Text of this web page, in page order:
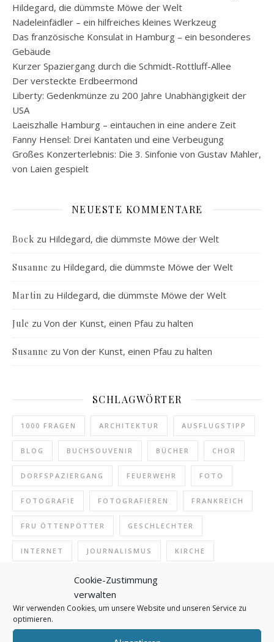
Cookie-Zustimmung
verwalten
Wir verwenden Cookies, um unsere Website und unseren Service zu
optimieren.
Hildegard, die dümmste Möwe der Welt
Nadeleinfädler – ein hilfreiches kleines Werkzeug
Das französische Konsulat in Hamburg – ein besonderes
Gebäude
Kurzer Spaziergang durch die Schmidt-Rottluff-Allee
Der versteckte Erdbeermond
Liberty: Gedenkmünze zu 200 Jahre Unabhängigkeit der
USA
Laeiszhalle Hamburg – eintauchen in eine andere Zeit
Fanny Hensel: Drei Kantaten und eine Verbeugung
Großes Konzerterlebnis: Die 3. Sinfonie von Gustav Mahler,
von Laien gespielt
NEUESTE KOMMENTARE
Bock zu Hildegard, die dümmste Möwe der Welt
Susanne zu Hildegard, die dümmste Möwe der Welt
Martin zu Hildegard, die dümmste Möwe der Welt
Jule zu Von der Kunst, einen Pfau zu halten
Susanne zu Von der Kunst, einen Pfau zu halten
SCHLAGWÖRTER
1000 FRAGEN ARCHITEKTUR AUSFLUGSTIPP
BLOG BUCHSOUVENIR BÜCHER CHOR
DORFSPAZIERGANG FEUERWEHR FOTO
FOTOGRAFIE FOTOGRAFIEREN FRANKREICH
FRU ÖTTENPÖTTER GESCHLECHTER
INTERNET JOURNALISMUS KIRCHE
KIRCHENMUSIK KLASSIK
KULTUR